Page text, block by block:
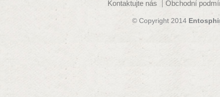
Kontaktujte nás Obchodní
© Copyright 2014